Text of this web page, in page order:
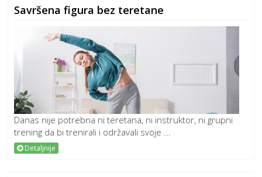
Savršena figura bez teretane
Danas nije potrebna ni teretana, ni instruktor, ni grupni
trening da bi trenirali i održavali svoje ...
Detaljnije